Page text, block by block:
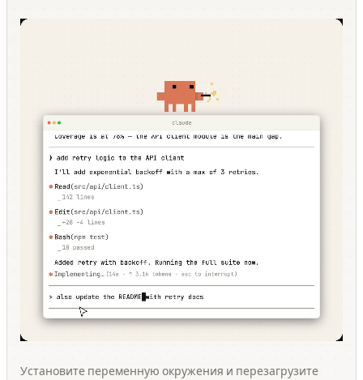
Установите переменную окружения и перезагрузите